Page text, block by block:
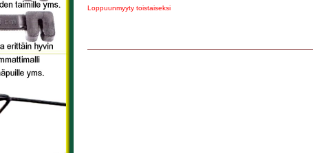
Loppuunmyyty toistaiseksi